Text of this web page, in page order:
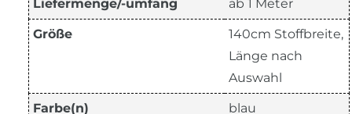
Liefermenge/-umfang ab 1 Meter
Größe
140cm Stoffbreite,
Länge nach
Auswahl
Farbe(n) blau